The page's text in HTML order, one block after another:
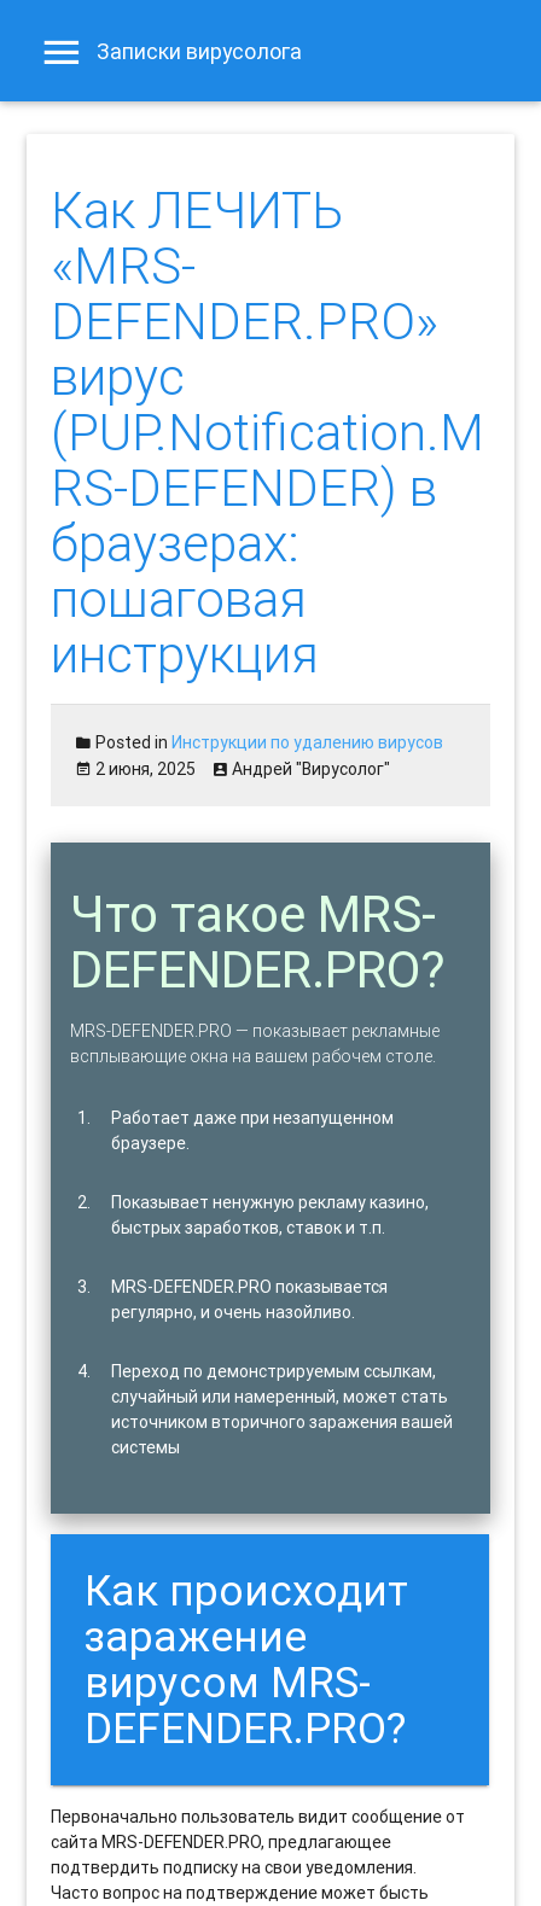
Записки вирусолога
Как ЛЕЧИТЬ
«MRS-
DEFENDER.PRO»
вирус
(PUP.Notification.M
RS-DEFENDER) в
браузерах:
пошаговая
инструкция
Posted inИнструкции по удалению вирусов
2 июня, 2025
Андрей "Вирусолог"
Что такое MRS-
DEFENDER.PRO?
MRS-DEFENDER.PRO — показывает рекламные
всплывающие окна на вашем рабочем столе.
Работает даже при незапущенном
браузере.
Показывает ненужную рекламу казино,
быстрых заработков, ставок и т.п.
MRS-DEFENDER.PRO показывается
регулярно, и очень назойливо.
Переход по демонстрируемым ссылкам,
случайный или намеренный, может стать
источником вторичного заражения вашей
системы
Как происходит
заражение
вирусом MRS-
DEFENDER.PRO?
Первоначально пользователь видит сообщение от
сайта MRS-DEFENDER.PRO, предлагающее
подтвердить подписку на свои уведомления.
Часто вопрос на подтверждение может бысть